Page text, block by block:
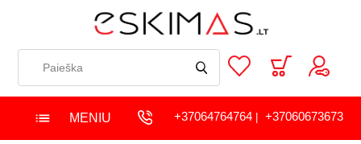
MENIU +37064764764| +37060673673